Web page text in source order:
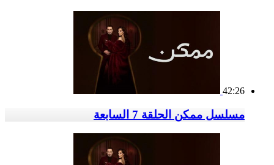
42:26
مسلسل ممكن الحلقة 7 السابعة